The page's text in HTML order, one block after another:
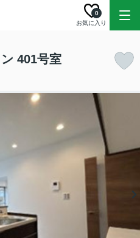
お気に入り
0
401号室